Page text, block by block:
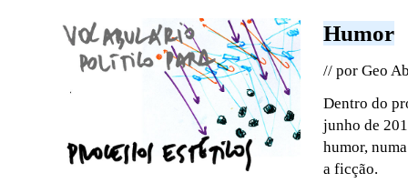
Humor
// por Geo
Dentro do
junho de
humor,
a ficção.